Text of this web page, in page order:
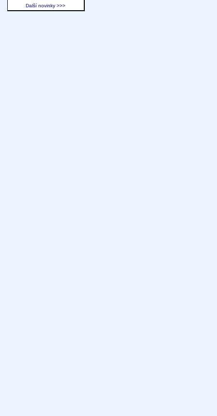
Další novinky >>>